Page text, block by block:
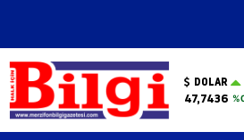
DOLAR
47,7436